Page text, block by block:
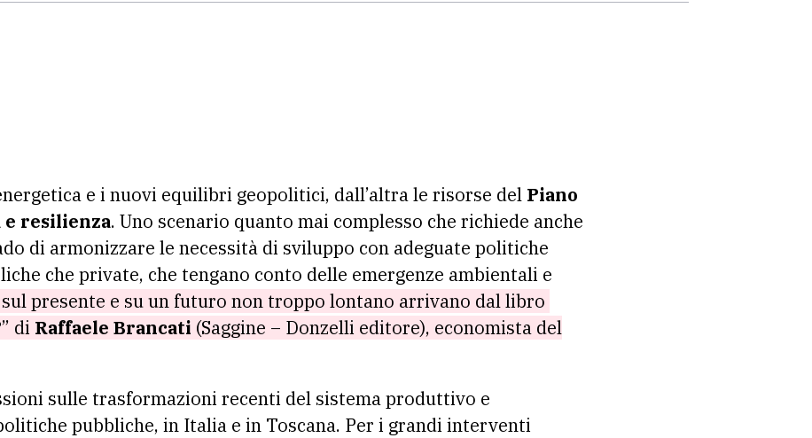
e i nuovi equilibri geopolitici, dall’altra le risorse del Piano
resilienza. Uno scenario quanto mai complesso che richiede anche
di armonizzare le necessità di sviluppo con adeguate politiche
che private, che tengano conto delle emergenze ambientali e
presente e su un futuro non troppo lontano arrivano dal libro
di Raffaele Brancati (Saggine – Donzelli editore), economista del
sulle trasformazioni recenti del sistema produttivo e
pubbliche, in Italia e in Toscana. Per i grandi interventi